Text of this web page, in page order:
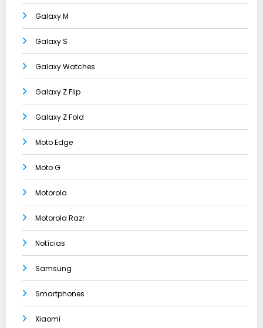
Galaxy M
Galaxy S
Galaxy Watches
Galaxy Z Flip
Galaxy Z Fold
Moto Edge
Moto G
Motorola
Motorola Razr
Notícias
Samsung
Smartphones
Xiaomi